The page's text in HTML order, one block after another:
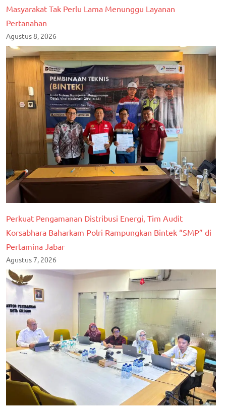
Masyarakat Tak Perlu Lama Menunggu Layanan
Pertanahan
Agustus 8, 2026
Perkuat Pengamanan Distribusi Energi, Tim Audit
Korsabhara Baharkam Polri Rampungkan Bintek “SMP” di
Pertamina Jabar
Agustus 7, 2026